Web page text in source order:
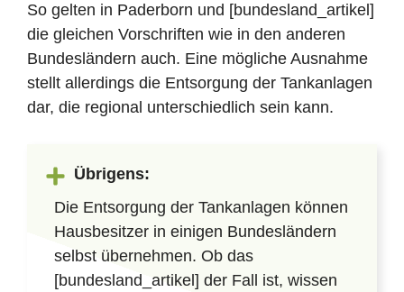
So gelten in Paderborn und [bundesland_artikel]
die gleichen Vorschriften wie in den anderen
Bundesländern auch. Eine mögliche Ausnahme
stellt allerdings die Entsorgung der Tankanlagen
dar, die regional unterschiedlich sein kann.
Übrigens:
Die Entsorgung der Tankanlagen können
Hausbesitzer in einigen Bundesländern
selbst übernehmen. Ob das
[bundesland_artikel] der Fall ist, wissen